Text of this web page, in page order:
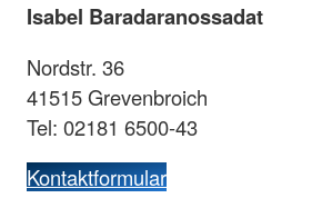
Isabel Baradaranossadat
Nordstr. 36
41515 Grevenbroich
Tel: 02181 6500-43
Kontaktformular